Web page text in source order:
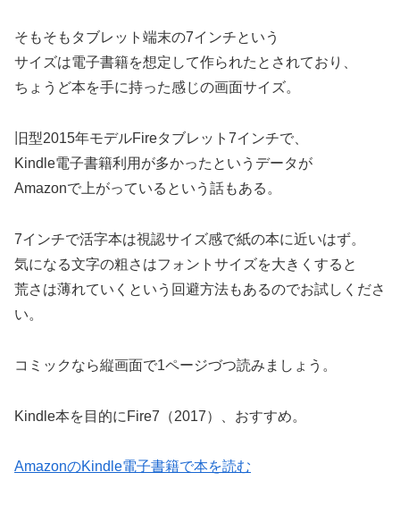
そもそもタブレット端末の7インチという
サイズは電子書籍を想定して作られたとされており、
ちょうど本を手に持った感じの画面サイズ。
旧型2015年モデルFireタブレット7インチで、
Kindle電子書籍利用が多かったというデータが
Amazonで上がっているという話もある。
7インチで活字本は視認サイズ感で紙の本に近いはず。
気になる文字の粗さはフォントサイズを大きくすると
荒さは薄れていくという回避方法もあるのでお試しくださ
い。
コミックなら縦画面で1ページづつ読みましょう。
Kindle本を目的にFire7（2017）、おすすめ。
AmazonのKindle電子書籍で本を読む